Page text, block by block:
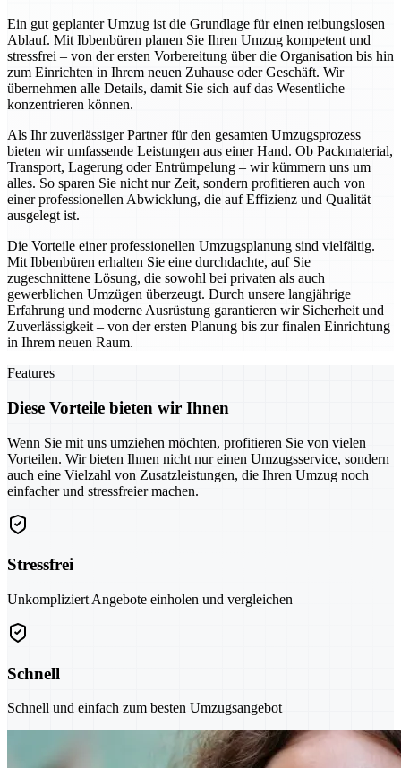
Ein gut geplanter Umzug ist die Grundlage für einen reibungslosen
Ablauf. Mit Ibbenbüren planen Sie Ihren Umzug kompetent und
stressfrei – von der ersten Vorbereitung über die Organisation bis hin
zum Einrichten in Ihrem neuen Zuhause oder Geschäft. Wir
übernehmen alle Details, damit Sie sich auf das Wesentliche
konzentrieren können.
Als Ihr zuverlässiger Partner für den gesamten Umzugsprozess
bieten wir umfassende Leistungen aus einer Hand. Ob Packmaterial,
Transport, Lagerung oder Entrümpelung – wir kümmern uns um
alles. So sparen Sie nicht nur Zeit, sondern profitieren auch von
einer professionellen Abwicklung, die auf Effizienz und Qualität
ausgelegt ist.
Die Vorteile einer professionellen Umzugsplanung sind vielfältig.
Mit Ibbenbüren erhalten Sie eine durchdachte, auf Sie
zugeschnittene Lösung, die sowohl bei privaten als auch
gewerblichen Umzügen überzeugt. Durch unsere langjährige
Erfahrung und moderne Ausrüstung garantieren wir Sicherheit und
Zuverlässigkeit – von der ersten Planung bis zur finalen Einrichtung
in Ihrem neuen Raum.
Features
Diese Vorteile bieten wir Ihnen
Wenn Sie mit uns umziehen möchten, profitieren Sie von vielen
Vorteilen. Wir bieten Ihnen nicht nur einen Umzugsservice, sondern
auch eine Vielzahl von Zusatzleistungen, die Ihren Umzug noch
einfacher und stressfreier machen.
Stressfrei
Unkompliziert Angebote einholen und vergleichen
Schnell
Schnell und einfach zum besten Umzugsangebot